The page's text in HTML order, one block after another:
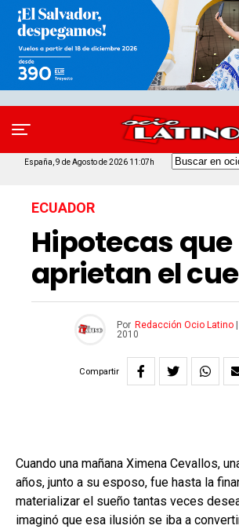
España, 9 de Agosto de 2026 11:07h
ECUADOR
Hipotecas que
aprietan el
Por Redacción Ocio Latino
2010
Compartir
Cuando una mañana Ximena Cevallos,
años, junto a su esposo, fue hasta la
materializar el sueño tantas veces
imaginó que esa ilusión se iba a